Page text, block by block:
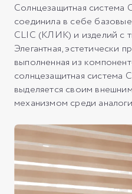
Солнцезащитная
соединила в себе
CLIC (КЛИК) и изделий с
Элегантная, эстетически
выполненная из
солнцезащитная
выделяется своим
механизмом среди